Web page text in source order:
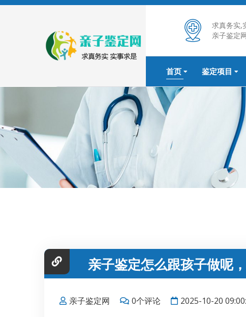
求真务实,
亲子鉴定
首页 鉴定项目
亲子鉴定怎么跟孩子做呢
亲子鉴定网 0个评论 2025-10-20